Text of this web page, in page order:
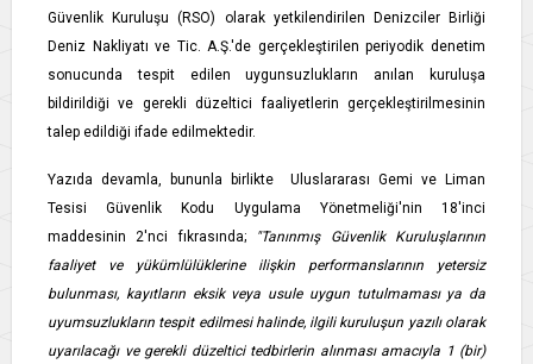
Güvenlik Kuruluşu (RSO) olarak yetkilendirilen Denizciler Birliği
Deniz Nakliyatı ve Tic. A.Ş.'de gerçekleştirilen periyodik denetim
sonucunda tespit edilen uygunsuzlukların anılan kuruluşa
bildirildiği ve gerekli düzeltici faaliyetlerin gerçekleştirilmesinin
talep edildiği ifade edilmektedir.
Yazıda devamla, bununla birlikte Uluslararası Gemi ve Liman
Tesisi Güvenlik Kodu Uygulama Yönetmeliği'nin 18'inci
maddesinin 2'nci fıkrasında;"Tanınmış Güvenlik Kuruluşlarının
faaliyet ve yükümlülüklerine ilişkin performanslarının yetersiz
bulunması, kayıtların eksik veya usule uygun tutulmaması ya da
uyumsuzlukların tespit edilmesi halinde, ilgili kuruluşun yazılı olarak
uyarılacağı ve gerekli düzeltici tedbirlerin alınması amacıyla 1 (bir)